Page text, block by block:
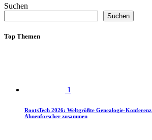
Suchen
Suchen
Top Themen
1
RootsTech 2026: Weltgrößte Genealogie-
Ahnenforscher zusammen